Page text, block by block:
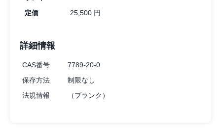
定価 25,500 円
詳細情報
CAS番号
7789-20-0
保存方法
制限なし
法規情報
（ブランク）